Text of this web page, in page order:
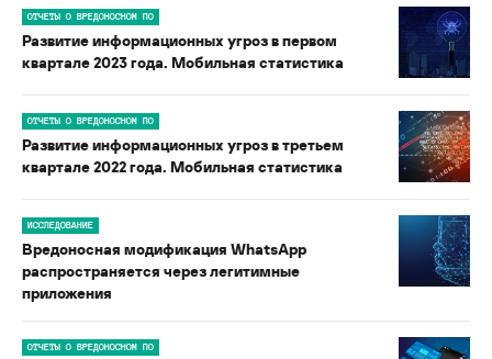
ОТЧЕТЫ О ВРЕДОНОСНОМ ПО
Развитие информационных угроз в первом
квартале 2023 года. Мобильная статистика
ОТЧЕТЫ О ВРЕДОНОСНОМ ПО
Развитие информационных угроз в третьем
квартале 2022 года. Мобильная статистика
ИССЛЕДОВАНИЕ
Вредоносная модификация WhatsApp
распространяется через легитимные
приложения
ОТЧЕТЫ О ВРЕДОНОСНОМ ПО